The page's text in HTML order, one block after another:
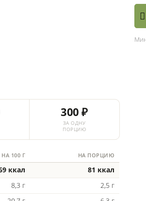
300 ₽
ЗА ОДНУ
ПОРЦИЮ
НА 100 Г НА ПОРЦИЮ
ккал
81 ккал
8,3 г
2,5 г